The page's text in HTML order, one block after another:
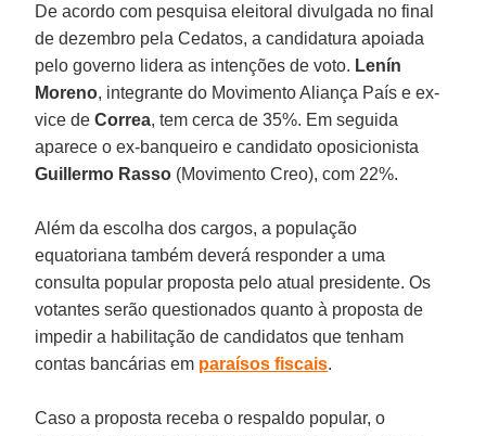
De acordo com pesquisa eleitoral divulgada no final
de dezembro pela Cedatos, a candidatura apoiada
pelo governo lidera as intenções de voto. Lenín
Moreno, integrante do Movimento Aliança País e ex-
vice deCorrea, tem cerca de 35%. Em seguida
aparece o ex-banqueiro e candidato oposicionista
Guillermo Rasso (Movimento Creo), com 22%.
Além da escolha dos cargos, a população
equatoriana também deverá responder a uma
consulta popular proposta pelo atual presidente. Os
votantes serão questionados quanto à proposta de
impedir a habilitação de candidatos que tenham
contas bancárias em paraísos fiscais.
Caso a proposta receba o respaldo popular, o